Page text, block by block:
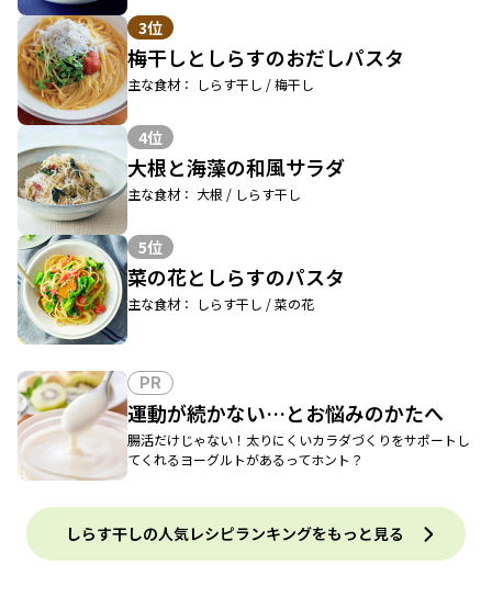
3位
梅干しとしらすのおだしパスタ
主な食材： しらす干し / 梅干し
4位
大根と海藻の和風サラダ
主な食材： 大根 / しらす干し
5位
菜の花としらすのパスタ
主な食材： しらす干し / 菜の花
PR
運動が続かない…とお悩みのかたへ
腸活だけじゃない！太りにくいカラダづくりをサポートし
てくれるヨーグルトがあるってホント？
しらす干しの人気レシピランキングをもっと見る